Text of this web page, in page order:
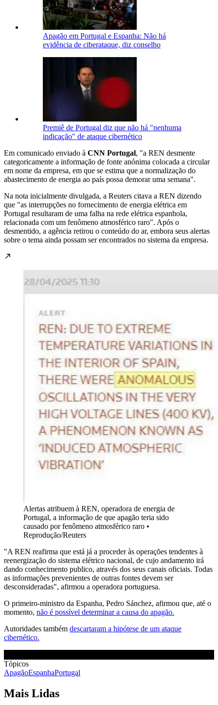
Apagão em Portugal e Espanha: Não há
evidência de ciberataque, diz conselho
Premiê de Portugal diz que não há "nenhuma
indicação" de ataque cibernético
Em comunicado enviado à CNN Portugal, "a REN desmente
categoricamente a informação de fonte anónima colocada a circular
em nome da empresa, em que se estima que a normalização do
abastecimento de energia ao país possa demorar uma semana".
Na nota inicialmente divulgada, a Reuters citava a REN dizendo
que "as interrupções no fornecimento de energia elétrica em
Portugal resultaram de uma falha na rede elétrica espanhola,
relacionada com um fenômeno atmosférico raro". Após o
desmentido, a agência retirou o conteúdo do ar, embora seus alertas
sobre o tema ainda possam ser encontrados no sistema da empresa.
Alertas atribuem à REN, operadora de energia de
Portugal, a informação de que apagão teria sido
causado por fenômeno atmosférico raro •
Reprodução/Reuters
"A REN reafirma que está já a proceder às operações tendentes à
reenergização do sistema elétrico nacional, de cujo andamento irá
dando conhecimento publico, através dos seus canais oficiais. Todas
as informações prevenientes de outras fontes devem ser
desconsideradas", afirmou a operadora portuguesa.
O primeiro-ministro da Espanha, Pedro Sánchez, afirmou que, até o
momento, não é possível determinar a causa do apagão.
Autoridades também descartaram a hipótese de um ataque
cibernético.
Tópicos
ApagãoEspanhaPortugal
Mais Lidas